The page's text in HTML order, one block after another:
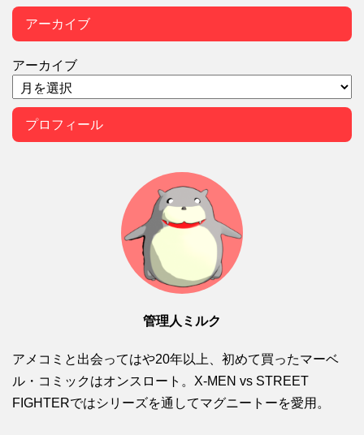
アーカイブ
アーカイブ
プロフィール
管理人ミルク
アメコミと出会ってはや20年以上、初めて買ったマーベ
ル・コミックはオンスロート。X-MEN vs STREET
FIGHTERではシリーズを通してマグニートーを愛用。